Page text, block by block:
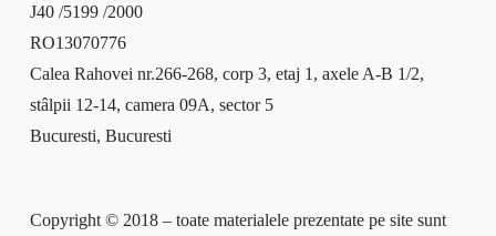
J40 /5199 /2000
RO13070776
Calea Rahovei nr.266-268, corp 3, etaj 1, axele A-B 1/2,
stâlpii 12-14, camera 09A, sector 5
Bucuresti, Bucuresti
Copyright © 2018 – toate materialele prezentate pe site sunt